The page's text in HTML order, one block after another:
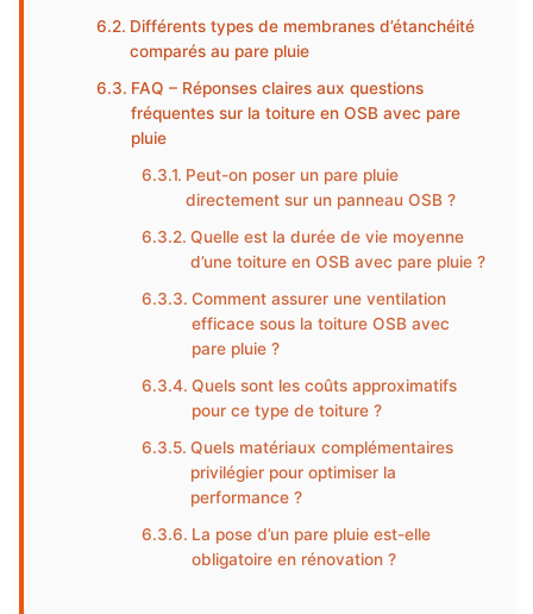
Différents types de membranes d’étanchéité
comparés au pare pluie
FAQ – Réponses claires aux questions
fréquentes sur la toiture en OSB avec pare
pluie
Peut-on poser un pare pluie
directement sur un panneau OSB ?
Quelle est la durée de vie moyenne
d’une toiture en OSB avec pare pluie ?
Comment assurer une ventilation
efficace sous la toiture OSB avec
pare pluie ?
Quels sont les coûts approximatifs
pour ce type de toiture ?
Quels matériaux complémentaires
privilégier pour optimiser la
performance ?
La pose d’un pare pluie est-elle
obligatoire en rénovation ?